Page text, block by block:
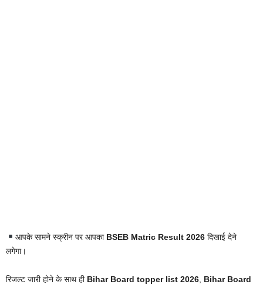
आपके सामने स्क्रीन पर आपका BSEB Matric Result 2026दिखाई देने
लगेगा।
रिजल्ट जारी होने के साथ ही Bihar Board topper list 2026 Bihar Board